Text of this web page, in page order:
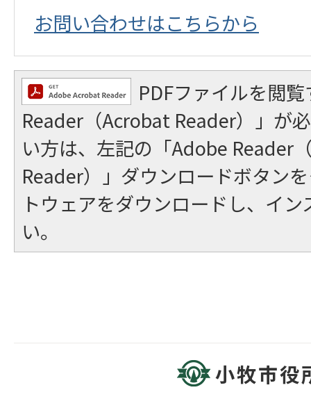
お問い合わせはこちらから
PDFファイルを閲
Reader（Acrobat Reader）」が
い方は、左記の「Adobe Reader
Reader）」ダウンロードボタン
トウェアをダウンロードし、イ
い。
小牧市役